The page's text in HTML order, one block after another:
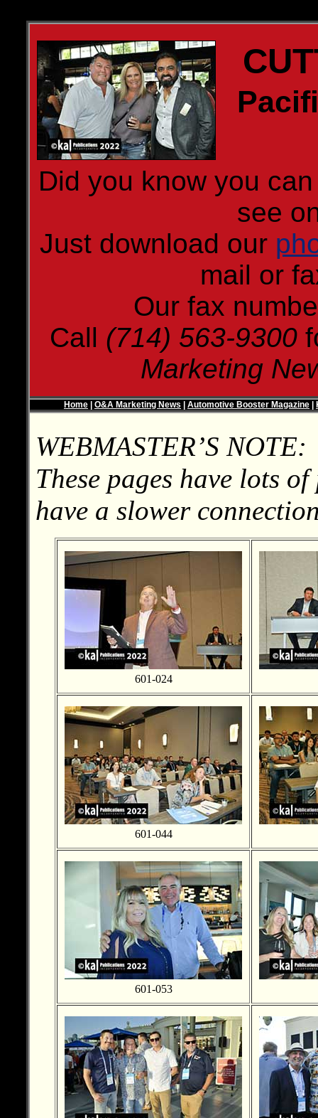
Did you know you
see
Just download our
mail or
Our fax
Call (714) 563-9300
Marketing
Home O&A Marketing News Automotive Booster Magazine
WEBMASTER’S NOTE:
These pages have lots
have a slower
601-024
601-044
601-053